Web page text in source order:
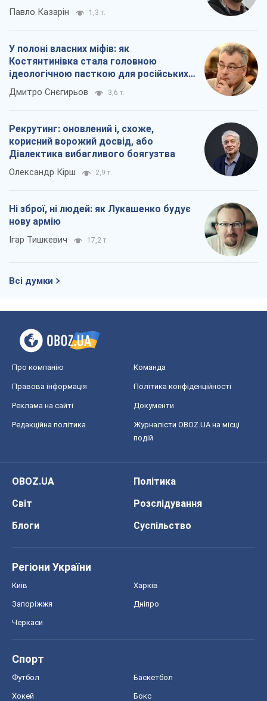
Павло Казарін 1,3 т.
У полоні власних міфів: як
Костянтинівка стала головною
ідеологічною пасткою для російських
окупантів
Дмитро Снєгирьов 3,6 т.
Рекрутинг: оновлений і, схоже,
корисний ворожий досвід, або
Діалектика вибагливого боягузтва
Олександр Кірш 2,9 т.
Ні зброї, ні людей: як Лукашенко будує
нову армію
Ігар Тишкевич 17,2 т.
Всі думки
Про компанію Команда
Правова інформація Політика конфіденційності
Реклама на сайті Документи
Редакційна політика
Журналісти OBOZ.UA на місці
подій
OBOZ.UA
Політика
Світ
Розслідування
Блоги
Суспільство
Регіони України
Київ Харків
Запоріжжя Дніпро
Черкаси
Спорт
Футбол Баскетбол
Хокей Бокс